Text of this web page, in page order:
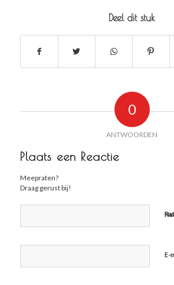
Deel dit stuk
0
ANTWOORDEN
Plaats een Reactie
Meepraten?
Draag gerust bij!
E-